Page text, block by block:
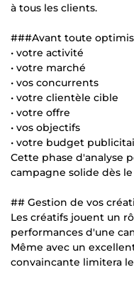
à tous les clients.
###Avant toute
• votre activité
• votre marché
• vos concurrents
• votre clientèle cible
• votre offre
• vos objectifs
• votre budget
Cette phase d'analyse
campagne solide dès
## Gestion de vos
Les créatifs jouent un
performances d'une
Même avec un
convaincante limitera